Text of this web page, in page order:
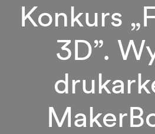
Konkurs
3D”.